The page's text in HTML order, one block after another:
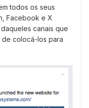
todos os seus
Facebook e X
canais que
de colocá-los para